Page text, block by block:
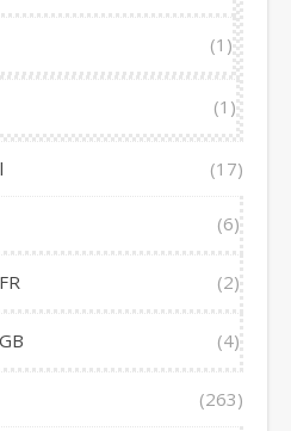
(1)
(1)
(17)
(6)
(2)
(4)
(263)